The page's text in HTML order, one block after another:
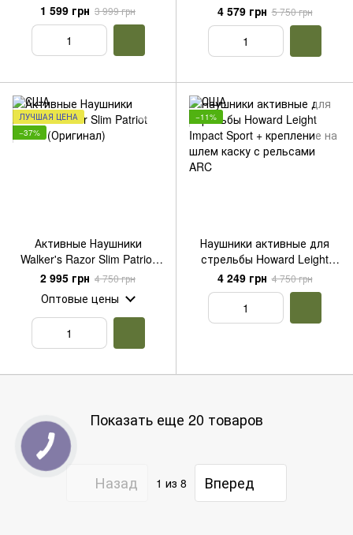
на шлем каску ProTac Plus
Black
1 599 грн 3 999 грн
Flexible Neck Ear Bud, NRR
29dB
4 579 грн 5 750 грн
ЛУЧШАЯ ЦЕНА
−37%
Активные Наушники
Walker's Razor Slim Patriot
Green (Оригинал)
2 995 грн 4 750 грн
Оптовые цены
−11%
Наушники активные для
стрельбы Howard Leight
Impact Sport + крепление на
шлем каску с рельсами
4 249 грн 4 750 грн
Показать еще 20 товаров
Назад 1 из 8 Вперед